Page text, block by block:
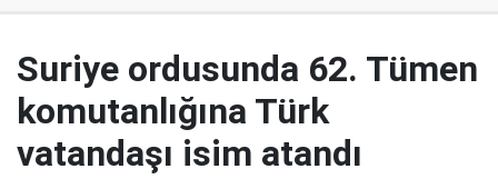
Suriye ordusunda 62. Tümen
komutanlığına Türk
vatandaşı isim atandı